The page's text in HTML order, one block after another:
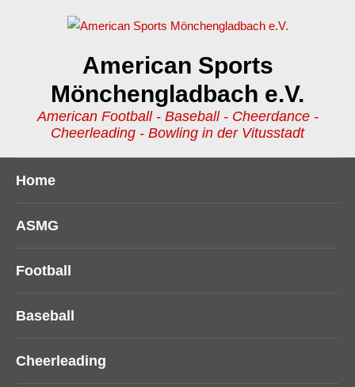
American Sports
Mönchengladbach e.V.
American Football - Baseball - Cheerdance -
Cheerleading - Bowling in der Vitusstadt
Home
ASMG
Football
Baseball
Cheerleading